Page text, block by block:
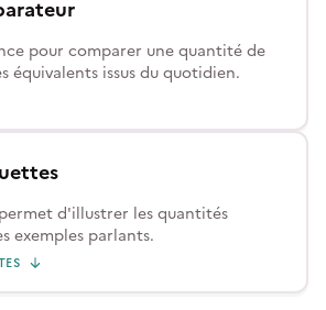
pour comparer une quantité de
équivalents issus du quotidien.
d'illustrer les quantités
exemples parlants.